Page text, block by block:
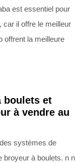
est essentiel pour
car il offre le meilleur
offrent la meilleure
boulets et
à vendre au
systèmes de
broyeur à boulets. n n